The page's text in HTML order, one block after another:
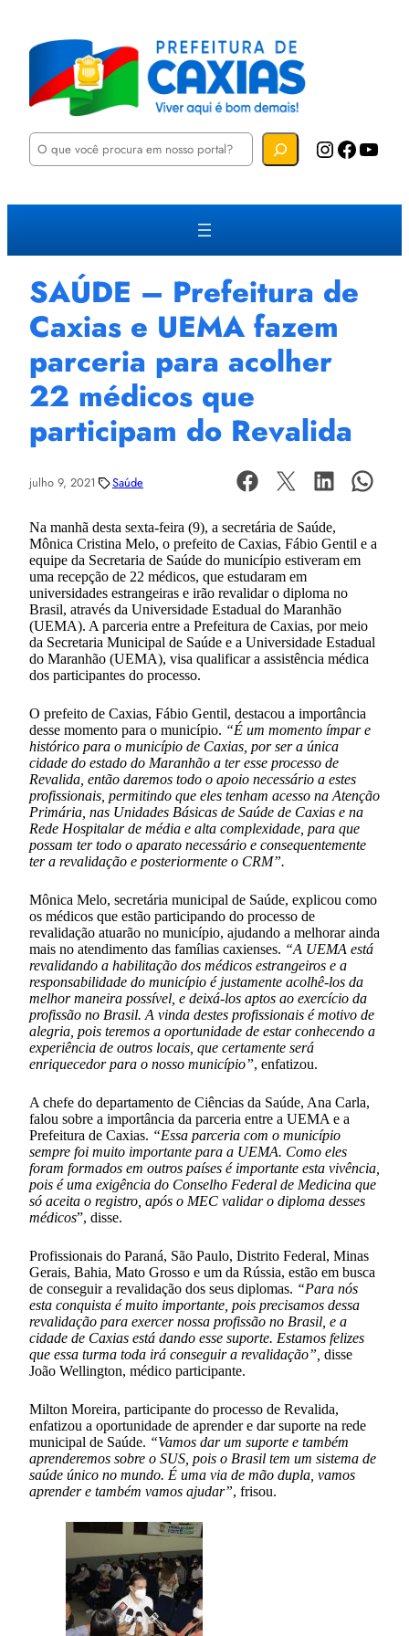
P
u
a
Instagram Facebook YouTube
SAÚDE – Prefeitura de
Caxias e UEMA fazem
parceria para acolher
22 médicos que
participam do Revalida
julho 9, 2021 Saúde
Na manhã desta sexta-feira (9), a secretária de Saúde,
Mônica Cristina Melo, o prefeito de Caxias, Fábio Gentil e a
equipe da Secretaria de Saúde do município estiveram em
uma recepção de 22 médicos, que estudaram em
universidades estrangeiras e irão revalidar o diploma no
Brasil, através da Universidade Estadual do Maranhão
(UEMA). A parceria entre a Prefeitura de Caxias, por meio
da Secretaria Municipal de Saúde e a Universidade Estadual
do Maranhão (UEMA), visa qualificar a assistência médica
dos participantes do processo.
O prefeito de Caxias, Fábio Gentil, destacou a importância
desse momento para o município. “É um momento ímpar e
histórico para o município de Caxias, por ser a única
cidade do estado do Maranhão a ter esse processo de
Revalida, então daremos todo o apoio necessário a estes
profissionais, permitindo que eles tenham acesso na Atenção
Primária, nas Unidades Básicas de Saúde de Caxias e na
Rede Hospitalar de média e alta complexidade, para que
possam ter todo o aparato necessário e consequentemente
ter a revalidação e posteriormente o CRM”.
Mônica Melo, secretária municipal de Saúde, explicou como
os médicos que estão participando do processo de
revalidação atuarão no município, ajudando a melhorar ainda
mais no atendimento das famílias caxienses. “A UEMA está
revalidando a habilitação dos médicos estrangeiros e a
responsabilidade do município é justamente acolhê-los da
melhor maneira possível, e deixá-los aptos ao exercício da
profissão no Brasil. A vinda destes profissionais é motivo de
alegria, pois teremos a oportunidade de estar conhecendo a
experiência de outros locais, que certamente será
enriquecedor para o nosso município”, enfatizou.
A chefe do departamento de Ciências da Saúde, Ana Carla,
falou sobre a importância da parceria entre a UEMA e a
Prefeitura de Caxias. “Essa parceria com o município
sempre foi muito importante para a UEMA. Como eles
foram formados em outros países é importante esta vivência,
pois é uma exigência do Conselho Federal de Medicina que
só aceita o registro, após o MEC validar o diploma desses
médicos”, disse.
Profissionais do Paraná, São Paulo, Distrito Federal, Minas
Gerais, Bahia, Mato Grosso e um da Rússia, estão em busca
de conseguir a revalidação dos seus diplomas. “Para nós
esta conquista é muito importante, pois precisamos dessa
revalidação para exercer nossa profissão no Brasil, e a
cidade de Caxias está dando esse suporte. Estamos felizes
que essa turma toda irá conseguir a revalidação”, disse
João Wellington, médico participante.
Milton Moreira, participante do processo de Revalida,
enfatizou a oportunidade de aprender e dar suporte na rede
municipal de Saúde. “Vamos dar um suporte e também
aprenderemos sobre o SUS, pois o Brasil tem um sistema de
saúde único no mundo. É uma via de mão dupla, vamos
aprender e também vamos ajudar”, frisou.